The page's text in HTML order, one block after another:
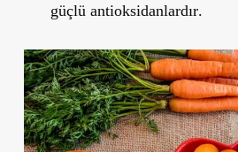
güçlü antioksidanlardır.